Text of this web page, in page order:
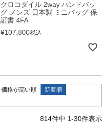
クロコダイル 2way ハンドバッ
グ メンズ 日本製 ミニバッグ 保
証書 4FA
¥107,800税込
価格が高い順
新着順
814件中 1-30件表示